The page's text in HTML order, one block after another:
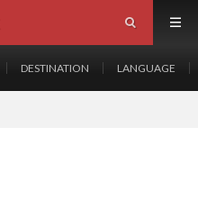
DESTINATION LANGUAGE